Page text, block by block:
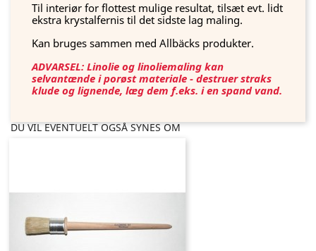
Til interiør for flottest mulige resultat, tilsæt evt. lidt
ekstra krystalfernis til det sidste lag maling.
Kan bruges sammen med Allbäcks produkter.
ADVARSEL: Linolie og linoliemaling kan
selvantænde i porøst materiale - destruer straks
klude og lignende, læg dem f.eks. i en spand vand.
DU VIL EVENTUELT OGSÅ SYNES OM